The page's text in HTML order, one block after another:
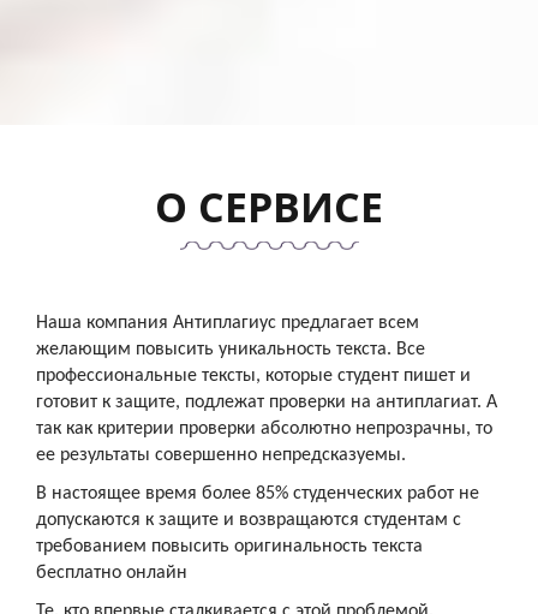
О СЕРВИСЕ
Наша компания Антиплагиус предлагает всем
желающим повысить уникальность текста. Все
профессиональные тексты, которые студент пишет и
готовит к защите, подлежат проверки на антиплагиат. А
так как критерии проверки абсолютно непрозрачны, то
ее результаты совершенно непредсказуемы.
В настоящее время более 85% студенческих работ не
допускаются к защите и возвращаются студентам с
требованием повысить оригинальность текста
бесплатно онлайн